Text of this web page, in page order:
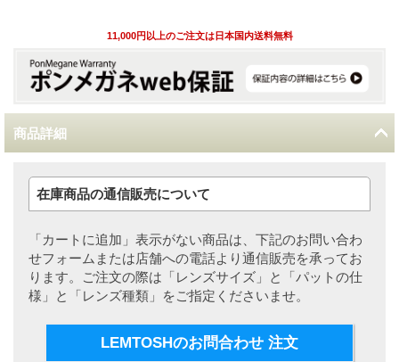
11,000円以上のご注文は日本国内送料無料
商品詳細
在庫商品の通信販売について
「カートに追加」表示がない商品は、下記のお問い合わ
せフォームまたは店舗への電話より通信販売を承ってお
ります。ご注文の際は「レンズサイズ」と「パットの仕
様」と「レンズ種類」をご指定くださいませ。
LEMTOSHのお問合わせ 注文